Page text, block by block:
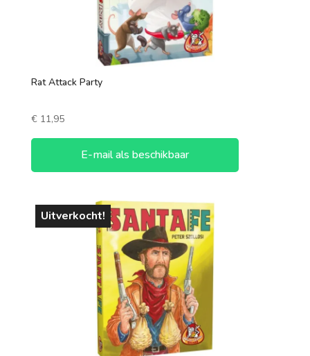
Rat Attack Party
€11,95
E-mail als beschikbaar
Uitverkocht!